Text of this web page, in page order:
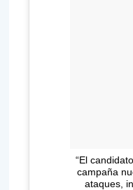
“El
campaña
ataques,